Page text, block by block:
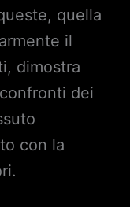
quella
il
dimostra
dei
con la